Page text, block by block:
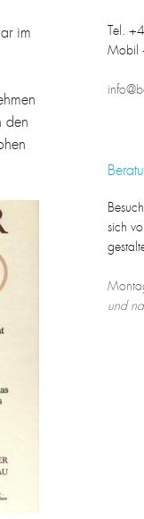
im
den
Tel.
Mobil
sich
und